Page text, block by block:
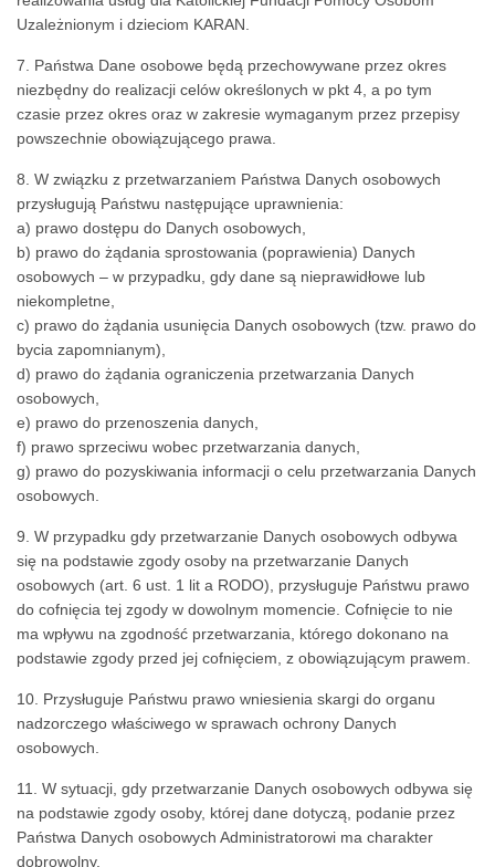
Uzależnionym i dzieciom KARAN.
7. Państwa Dane osobowe będą przechowywane przez okres
niezbędny do realizacji celów określonych w pkt 4, a po tym
czasie przez okres oraz w zakresie wymaganym przez przepisy
powszechnie obowiązującego prawa.
8. W związku z przetwarzaniem Państwa Danych osobowych
przysługują Państwu następujące uprawnienia:
a) prawo dostępu do Danych osobowych,
b) prawo do żądania sprostowania (poprawienia) Danych
osobowych – w przypadku, gdy dane są nieprawidłowe lub
niekompletne,
c) prawo do żądania usunięcia Danych osobowych (tzw. prawo do
bycia zapomnianym),
d) prawo do żądania ograniczenia przetwarzania Danych
osobowych,
e) prawo do przenoszenia danych,
f) prawo sprzeciwu wobec przetwarzania danych,
g) prawo do pozyskiwania informacji o celu przetwarzania Danych
osobowych.
9. W przypadku gdy przetwarzanie Danych osobowych odbywa
się na podstawie zgody osoby na przetwarzanie Danych
osobowych (art. 6 ust. 1 lit a RODO), przysługuje Państwu prawo
do cofnięcia tej zgody w dowolnym momencie. Cofnięcie to nie
ma wpływu na zgodność przetwarzania, którego dokonano na
podstawie zgody przed jej cofnięciem, z obowiązującym prawem.
10. Przysługuje Państwu prawo wniesienia skargi do organu
nadzorczego właściwego w sprawach ochrony Danych
osobowych.
11. W sytuacji, gdy przetwarzanie Danych osobowych odbywa się
na podstawie zgody osoby, której dane dotyczą, podanie przez
Państwa Danych osobowych Administratorowi ma charakter
dobrowolny.